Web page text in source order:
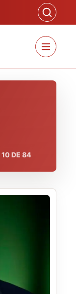
10DE 84